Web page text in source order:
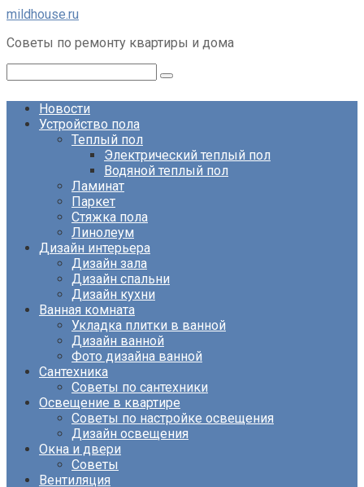
Перейти
контенту
mildhouse.ru
Советы по ремонту квартиры и дома
Новости
Устройство пола
Теплый пол
Электрический теплый пол
Водяной теплый пол
Ламинат
Паркет
Стяжка пола
Линолеум
Дизайн интерьера
Дизайн зала
Дизайн спальни
Дизайн кухни
Ванная комната
Укладка плитки в ванной
Дизайн ванной
Фото дизайна ванной
Сантехника
Советы по сантехники
Освещение в квартире
Советы по настройке освещения
Дизайн освещения
Окна и двери
Советы
Вентиляция